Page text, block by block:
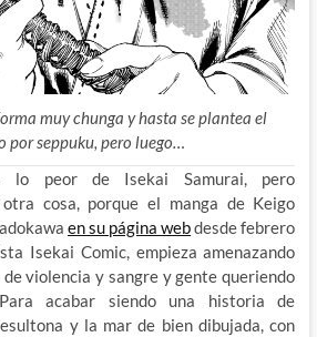
muy chunga y hasta se plantea el
por seppuku, pero luego…
lo peor de Isekai Samurai, pero
cosa, porque el manga de Keigo
en su página webdesde febrero
Isekai Comic, empieza amenazando
violencia y sangre y gente queriendo
acabar siendo una historia de
y la mar de bien dibujada, con